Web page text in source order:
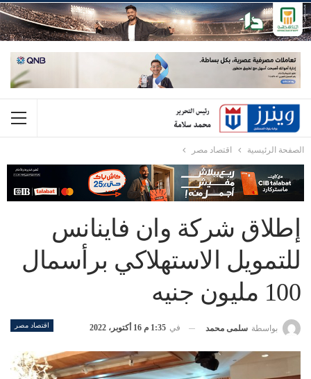
الصفحة الرئيسية اقتصاد مصر
إطلاق شركة وان فاينانس
للتمويل الاستهلاكي برأسمال
100 مليون جنيه
اقتصاد مصر بواسطة سلمى محمد في 1:35 م 16 أكتوبر، 2022